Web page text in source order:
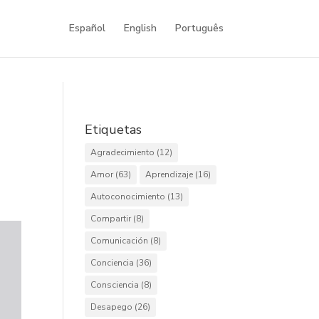
Español English Português
Etiquetas
Agradecimiento (12)
Amor (63) Aprendizaje (16)
Autoconocimiento (13)
Compartir (8)
Comunicación (8)
Conciencia (36)
Consciencia (8)
Desapego (26)